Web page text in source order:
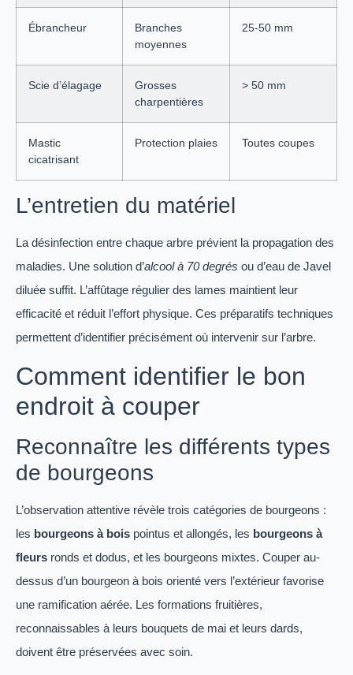
Ébrancheur
Branches
moyennes
25-50 mm
Scie d’élagage
Grosses
charpentières
> 50 mm
Mastic
cicatrisant
Protection plaies Toutes coupes
L’entretien du matériel
La désinfection entre chaque arbre prévient la propagation des
maladies. Une solution d’alcool à 70 degrés ou d’eau de Javel
diluée suffit. L’affûtage régulier des lames maintient leur
efficacité et réduit l’effort physique. Ces préparatifs techniques
permettent d’identifier précisément où intervenir sur l’arbre.
Comment identifier le bon
endroit à couper
Reconnaître les différents types
de bourgeons
L’observation attentive révèle trois catégories de bourgeons :
les bourgeons à bois pointus et allongés, les bourgeons à
fleurs ronds et dodus, et les bourgeons mixtes. Couper au-
dessus d’un bourgeon à bois orienté vers l’extérieur favorise
une ramification aérée. Les formations fruitières,
reconnaissables à leurs bouquets de mai et leurs dards,
doivent être préservées avec soin.